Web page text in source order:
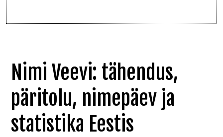
Nimi Veevi: tähendus,
päritolu, nimepäev ja
statistika Eestis